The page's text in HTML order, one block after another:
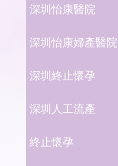
深圳怡康醫院
深圳怡康婦產醫院
深圳終止懷孕
深圳人工流產
終止懷孕